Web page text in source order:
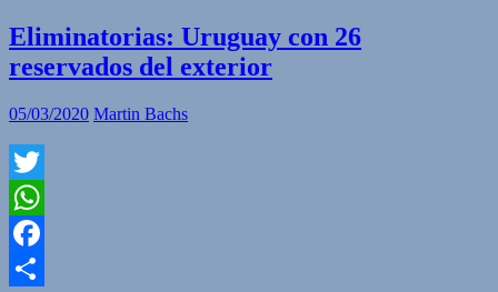
Eliminatorias: Uruguay con 26
reservados del exterior
05/03/2020 Martin Bachs
Twitter
WhatsApp
Facebook